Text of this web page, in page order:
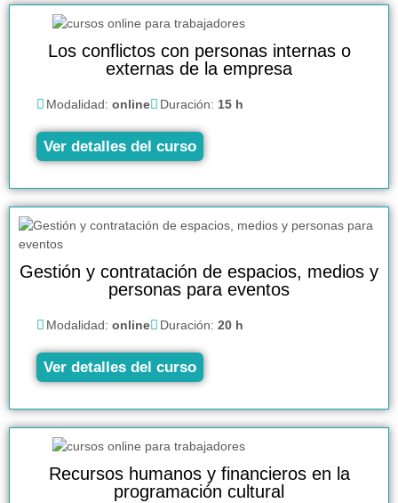
Los conflictos con personas internas o
externas de la empresa
Modalidad: online Duración: 15 h
Ver detalles del curso
Gestión y contratación de espacios, medios y
personas para eventos
Modalidad: online Duración: 20 h
Ver detalles del curso
Recursos humanos y financieros en la
programación cultural